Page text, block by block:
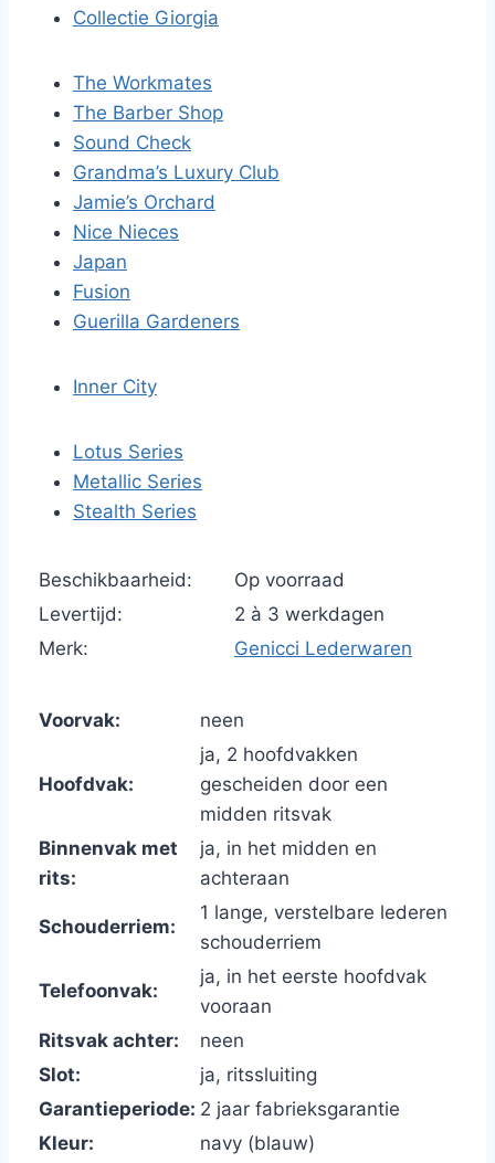
Collectie Giorgia
The Workmates
The Barber Shop
Sound Check
Grandma’s Luxury Club
Jamie’s Orchard
Nice Nieces
Japan
Fusion
Guerilla Gardeners
Inner City
Lotus Series
Metallic Series
Stealth Series
Beschikbaarheid:
Op voorraad
Levertijd:
2 à 3 werkdagen
Merk:
Genicci Lederwaren
Voorvak: neen
Hoofdvak:
ja, 2 hoofdvakken
gescheiden door een
midden ritsvak
Binnenvak met
rits:
ja, in het midden en
achteraan
Schouderriem:
1 lange, verstelbare lederen
schouderriem
Telefoonvak:
ja, in het eerste hoofdvak
vooraan
Ritsvak achter:
neen
Slot:
ja, ritssluiting
Garantieperiode: 2 jaar fabrieksgarantie
Kleur:
navy (blauw)